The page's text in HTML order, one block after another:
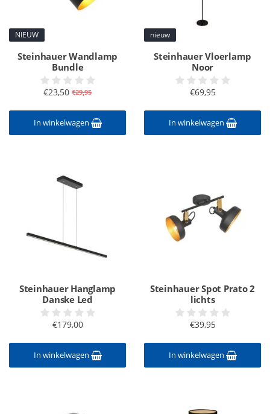
NIEUW
Steinhauer Wandlamp
Bundle
€23,50 €29,95
In winkelwagen
nieuw
Steinhauer Vloerlamp
Noor
€69,95
In winkelwagen
Steinhauer Hanglamp
Danske Led
€179,00
In winkelwagen
Steinhauer Spot Prato 2
lichts
€39,95
In winkelwagen